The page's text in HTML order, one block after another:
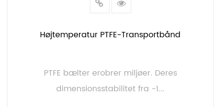
Højtemperatur PTFE-Transportbånd
PTFE bælter erobrer miljøer. Deres
dimensionsstabilitet fra -1...